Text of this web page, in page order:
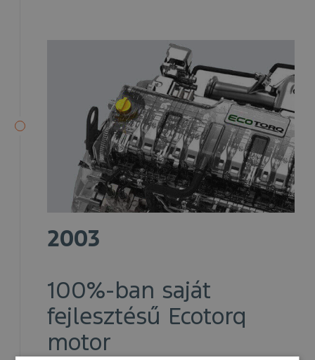
2003
100%-ban saját
fejlesztésű Ecotorq
motor